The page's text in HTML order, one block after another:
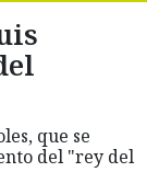
que se
del "rey del